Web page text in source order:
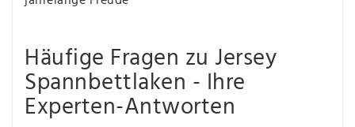
Häufige Fragen zu Jersey
Spannbettlaken - Ihre
Experten-Antworten